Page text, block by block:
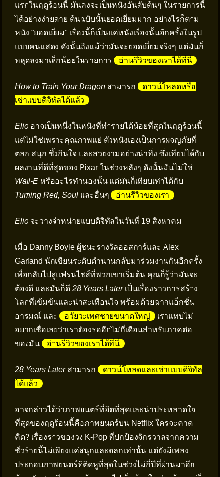
แรกในฤดูร้อนนี้ มันคงจะเป็นหนังอันดับต้นๆ ในรายการนี้
ได้อย่างง่ายดาย ต้นฉบับนั้นยอดเยี่ยมมาก อย่างไรก็ตาม
หนัง “ยอดเยี่ยม” เรื่องนี้ก็เป็นแค่หนังเรื่องนั้นอีกครั้งในรูป
แบบคนแสดง ดังนั้นถึงแม้ว่ามันจะยอดเยี่ยมจริงๆ แต่มันก็
หลุดลงมาเล็กน้อยในรายการ
อ่านรีวิวของเราได้ที่นี่
How to Train Your Dragon สามารถ
ดาวน์โหลดหรือ
เช่าแบบดิจิทัลได้แล้ว
Elio อาจเป็นหนึ่งในหนังที่ทำรายได้น้อยที่สุดในฤดูร้อนนี้
แต่ไม่ใช่เพราะคุณภาพแย่ ตัวหนังเองเป็นการผจญภัยที่
ตลก สนุก ซึ้งกินใจ และสวยงามอย่างน่าทึ่ง ซึ่งเทียบได้กับ
ผลงานที่ดีที่สุดของ Pixar ในช่วงหลังๆ ดังนั้นมันไม่ใช่
Wall-E หรืออะไรทำนองนั้น แต่มันก็เทียบเท่าได้กับ
Turning Red, Soul และอื่นๆ อ่านรีวิวของเรา
Elio จะวางจำหน่ายแบบดิจิทัลในวันที่ 19 สิงหาคม
เมื่อ Danny Boyle ผู้ชนะรางวัลออสการ์และ Alex
Garland นักเขียนระดับตำนานกลับมาร่วมงานกันอีกครั้ง
เพื่อกลับไปสู่แฟรนไชส์ที่พวกเขาเริ่มต้น คุณก็รู้ว่ามันจะ
ต้องดี และมันก็ดี 28 Years Laterเป็นเรื่องราวการสร้าง
โลกที่เข้มข้นและน่าสะเทือนใจ พร้อมด้วยฉากแอ็กชั่น
อารมณ์ และ
อวัยวะเพศชายขนาดใหญ่
เราแทบไม่
อยากเชื่อเลยว่าเราต้องรออีกไม่กี่เดือนสำหรับภาคต่อ
ของมัน
อ่านรีวิวของเราได้ที่นี่
28 Years Laterสามารถ
ดาวน์โหลดและเช่าแบบดิจิทัล
ได้แล้ว
อาจกล่าวได้ว่าภาพยนตร์ที่ฮิตที่สุดและน่าประหลาดใจ
ที่สุดของฤดูร้อนนี้คือภาพยนตร์บน Netflix ใครจะคาด
คิด? เรื่องราวของวง K-Pop ที่ปกป้องจักรวาลจากความ
ชั่วร้ายนี้ไม่เพียงแค่สนุกและตลกเท่านั้น แต่ยังมีเพลง
ประกอบภาพยนตร์ที่ติดหูที่สุดในช่วงไม่กี่ปีที่ผ่านมาอีก